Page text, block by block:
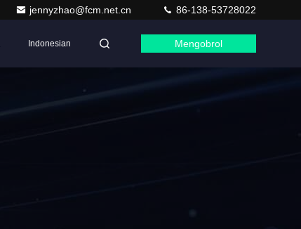
jennyzhao@fcm.net.cn 86-138-53728022
Indonesian Mengobrol